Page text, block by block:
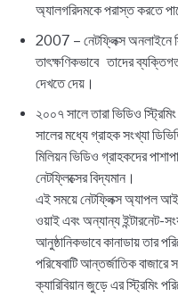
অ্যালগরিদমকে পরাস্ত করতে
2007 – নেটফ্লিক্স অনলাইনে
তাৎক্ষণিকভাবে তাদের
দেখতে দেয়।
২০০৭ সালে তারা ভিডিও
সালের মধ্যে গ্রাহক সংখ্যা
মিলিয়ন ভিডিও গ্রাহকদের
নেটফ্লিক্সের বিদ্যমান।
এই সময়ে নেটফ্লিক্স অ্যাপল
ওয়াই এবং অন্যান্য ইন্টারনেট-
আনুষ্ঠানিকভাবে কানাডায় তার
পরিষেবাটি আন্তর্জাতিক
ক্যারিবিয়ান জুড়ে এর স্ট্রিমিং